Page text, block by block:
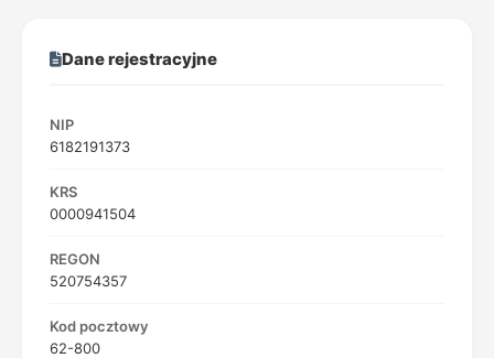
Dane rejestracyjne
NIP
6182191373
KRS
0000941504
REGON
520754357
Kod pocztowy
62-800